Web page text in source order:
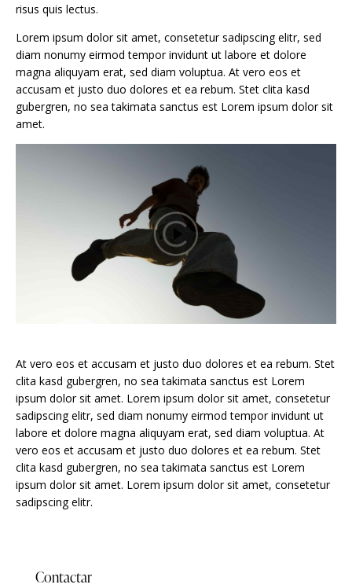
risus quis lectus.
Lorem ipsum dolor sit amet, consetetur sadipscing elitr, sed
diam nonumy eirmod tempor invidunt ut labore et dolore
magna aliquyam erat, sed diam voluptua. At vero eos et
accusam et justo duo dolores et ea rebum. Stet clita kasd
gubergren, no sea takimata sanctus est Lorem ipsum dolor sit
amet.
At vero eos et accusam et justo duo dolores et ea rebum. Stet
clita kasd gubergren, no sea takimata sanctus est Lorem
ipsum dolor sit amet. Lorem ipsum dolor sit amet, consetetur
sadipscing elitr, sed diam nonumy eirmod tempor invidunt ut
labore et dolore magna aliquyam erat, sed diam voluptua. At
vero eos et accusam et justo duo dolores et ea rebum. Stet
clita kasd gubergren, no sea takimata sanctus est Lorem
ipsum dolor sit amet. Lorem ipsum dolor sit amet, consetetur
sadipscing elitr.
Contactar